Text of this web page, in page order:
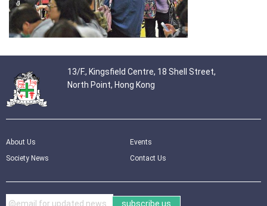
13/F., Kingsfield Centre, 18 Shell Street,
North Point, Hong Kong
About Us
Society News
Events
Contact Us
subscribe us